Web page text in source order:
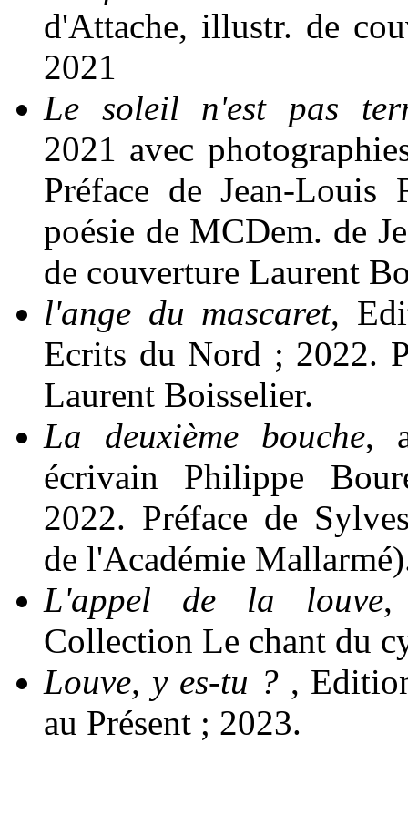
d'Attache, illustr. de
2021
Le soleil n'est pas
2021 avec
Préface de Jean-Louis
poésie de MCDem. de
de couverture Laurent
l'ange du mascaret,
Ecrits du Nord ; 2022.
Laurent Boisselier.
La deuxième bouche,
écrivain Philippe
2022. Préface de
de l'Académie
L'appel de la louve,
Collection Le chant du
Louve, y es-tu ?,
au Présent ; 2023.